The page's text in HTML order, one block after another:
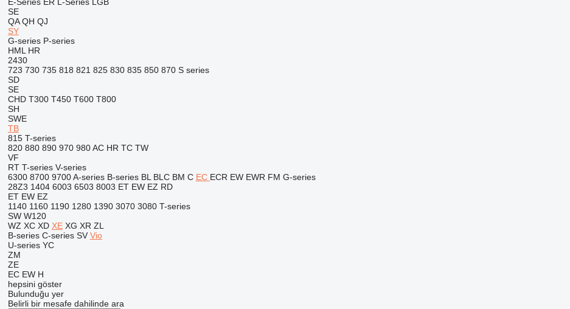
SE
QA QH QJ
SY
G-series P-series
HML HR
2430
723 730 735 818 821 825 830 835 850 870 S series
SD
SE
CHD T300 T450 T600 T800
SH
SWE
TB
815 T-series
820 880 890 970 980 AC HR TC TW
VF
RT T-series V-series
6300 8700 9700 A-series B-series BL BLC BM C EC ECR EW EWR FM G-series
28Z3 1404 6003 6503 8003 ET EW EZ RD
ET EW EZ
1140 1160 1190 1280 1390 3070 3080 T-series
SW W120
WZ XC XD XE XG XR ZL
B-series C-series SV Vio
U-series YC
ZM
ZE
EC EW H
hepsini göster
Bulunduğu yer
Belirli bir mesafe dahilinde ara